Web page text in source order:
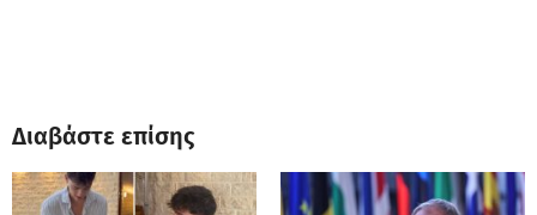
Διαβάστε επίσης